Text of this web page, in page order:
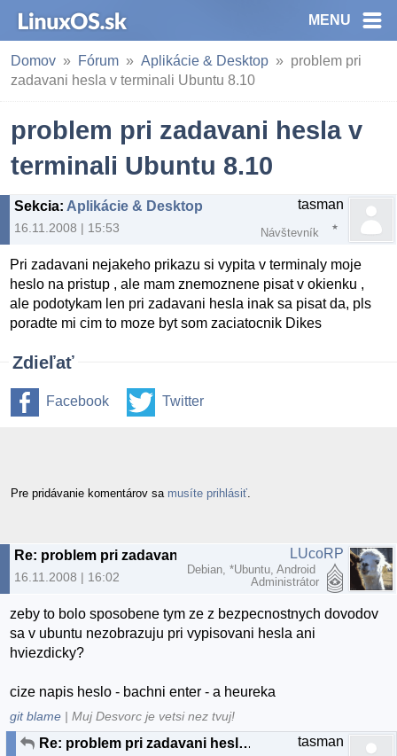
MENU
Domov Fórum Aplikácie & Desktop
problem pri
zadavani hesla v terminali Ubuntu 8.10
problem pri zadavani hesla v
terminali Ubuntu 8.10
Sekcia: Aplikácie & Desktop
16.11.2008 | 15:53
tasman
Návštevník
Pri zadavani nejakeho prikazu si vypita v terminaly moje
heslo na pristup , ale mam znemoznene pisat v okienku ,
ale podotykam len pri zadavani hesla inak sa pisat da, pls
poradte mi cim to moze byt som zaciatocnik Dikes
Zdieľať
Facebook Twitter
Pre pridávanie komentárov sa musíte prihlásiť
16.11.2008 | 16:02
LUcoRP
Debian, *Ubuntu, Android
Administrátor
zeby to bolo sposobene tym ze z bezpecnostnych dovodov
sa v ubuntu nezobrazuju pri vypisovani hesla ani
hviezdicky?
cize napis heslo - bachni enter - a heureka
git blame | Muj Desvorc je vetsi nez tvuj!
Re: problem pri zadavani hesla v terminali Ubuntu 8.10 tasman